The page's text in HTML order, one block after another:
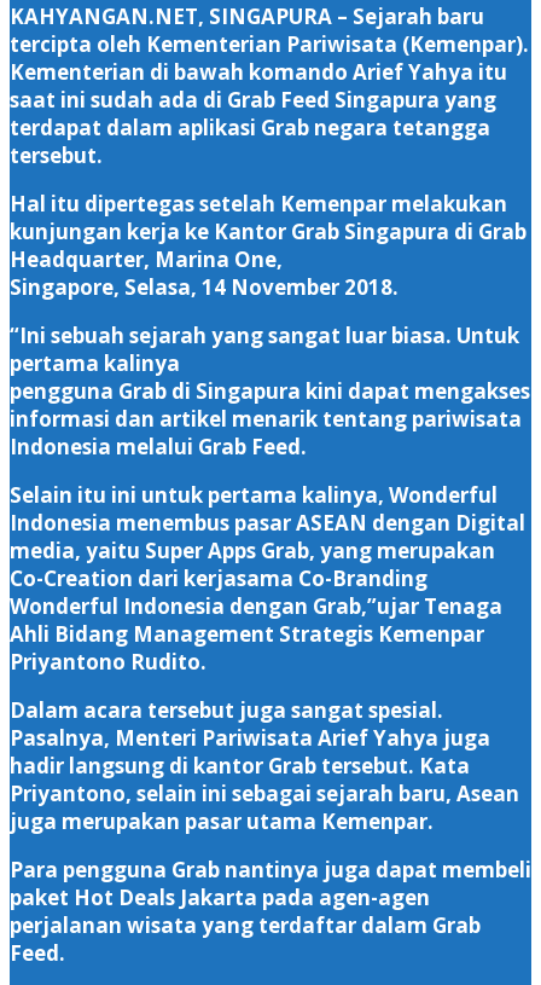
KAHYANGAN.NET, SINGAPURA – Sejarah baru
tercipta oleh Kementerian Pariwisata (Kemenpar).
Kementerian di bawah komando Arief Yahya itu
saat ini sudah ada di Grab Feed Singapura yang
terdapat dalam aplikasi Grab negara tetangga
tersebut.
Hal itu dipertegas setelah Kemenpar melakukan
kunjungan kerja ke Kantor Grab Singapura di Grab
Headquarter, Marina One,
Singapore, Selasa, 14 November 2018.
“Ini sebuah sejarah yang sangat luar biasa. Untuk
pertama kalinya
pengguna Grab di Singapura kini dapat mengakses
informasi dan artikel menarik tentang pariwisata
Indonesia melalui Grab Feed.
Selain itu ini untuk pertama kalinya, Wonderful
Indonesia menembus pasar ASEAN dengan Digital
media, yaitu Super Apps Grab, yang merupakan
Co-Creation dari kerjasama Co-Branding
Wonderful Indonesia dengan Grab,”ujar Tenaga
Ahli Bidang Management Strategis Kemenpar
Priyantono Rudito.
Dalam acara tersebut juga sangat spesial.
Pasalnya, Menteri Pariwisata Arief Yahya juga
hadir langsung di kantor Grab tersebut. Kata
Priyantono, selain ini sebagai sejarah baru, Asean
juga merupakan pasar utama Kemenpar.
Para pengguna Grab nantinya juga dapat membeli
paket Hot Deals Jakarta pada agen-agen
perjalanan wisata yang terdaftar dalam Grab
Feed.